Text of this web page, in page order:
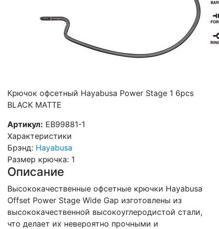
Крючок офсетный Hayabusa Power Stage 1 6pcs
BLACK MATTE
Артикул: EB99881-1
Характеристики
Брэнд: Hayabusa
Размер крючка: 1
Описание
Высококачественные офсетные крючки Hayabusa
Offset Power Stage Wide Gap изготовлены из
высококачественной высокоуглеродистой стали,
что делает их невероятно прочными и